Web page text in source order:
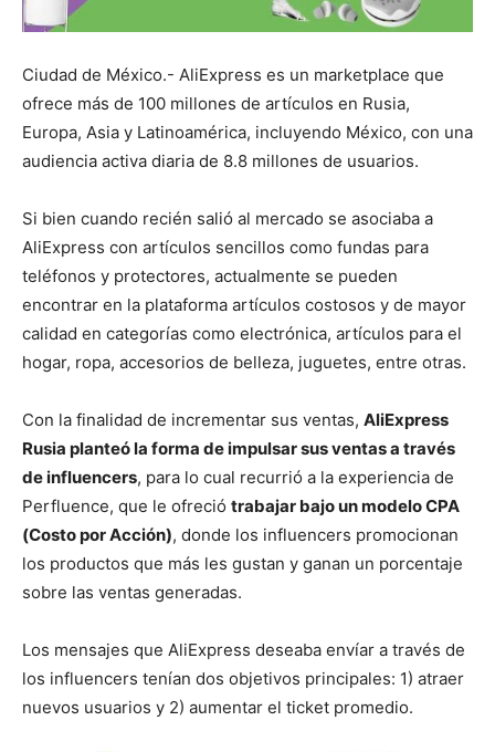
Ciudad de México.- AliExpress es un marketplace que
ofrece más de 100 millones de artículos en Rusia,
Europa, Asia y Latinoamérica, incluyendo México, con una
audiencia activa diaria de 8.8 millones de usuarios.
Si bien cuando recién salió al mercado se asociaba a
AliExpress con artículos sencillos como fundas para
teléfonos y protectores, actualmente se pueden
encontrar en la plataforma artículos costosos y de mayor
calidad en categorías como electrónica, artículos para el
hogar, ropa, accesorios de belleza, juguetes, entre otras.
Con la finalidad de incrementar sus ventas, AliExpress
Rusia planteó la forma de impulsar sus ventas a través
de influencers, para lo cual recurrió a la experiencia de
Perfluence, que le ofreció trabajar bajo un modelo CPA
(Costo por Acción), donde los influencers promocionan
los productos que más les gustan y ganan un porcentaje
sobre las ventas generadas.
Los mensajes que AliExpress deseaba envíar a través de
los influencers tenían dos objetivos principales: 1) atraer
nuevos usuarios y 2) aumentar el ticket promedio.